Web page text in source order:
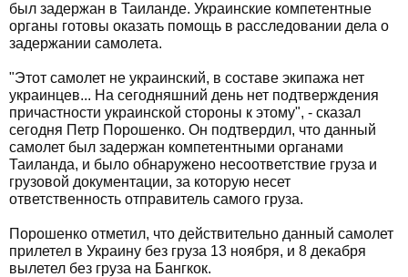
был задержан в Таиланде. Украинские компетентные
органы готовы оказать помощь в расследовании дела о
задержании самолета.
"Этот самолет не украинский, в составе экипажа нет
украинцев... На сегодняшний день нет подтверждения
причастности украинской стороны к этому", - сказал
сегодня Петр Порошенко. Он подтвердил, что данный
самолет был задержан компетентными органами
Таиланда, и было обнаружено несоответствие груза и
грузовой документации, за которую несет
ответственность отправитель самого груза.
Порошенко отметил, что действительно данный самолет
прилетел в Украину без груза 13 ноября, и 8 декабря
вылетел без груза на Бангкок.